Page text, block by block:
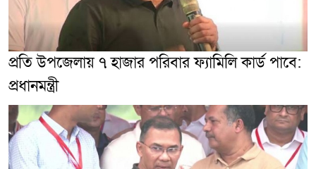
প্রতি উপজেলায় ৭ হাজার পরিবার ফ্যামিলি কার্ড পাবে:
প্রধানমন্ত্রী